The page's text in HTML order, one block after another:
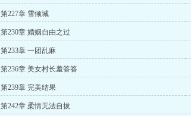
第227章 雪倾城
第230章 婚姻自由之过
第233章 一团乱麻
第236章 美女村长羞答答
第239章 完美结果
第242章 柔情无法自拔